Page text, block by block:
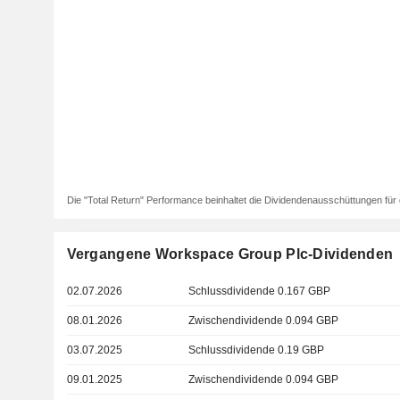
Die "Total Return" Performance beinhaltet die Dividendenausschüttungen
Vergangene Workspace Group Plc-Dividenden
02.07.2026 Schlussdividende 0.167 GBP
08.01.2026 Zwischendividende 0.094 GBP
03.07.2025 Schlussdividende 0.19 GBP
09.01.2025 Zwischendividende 0.094 GBP